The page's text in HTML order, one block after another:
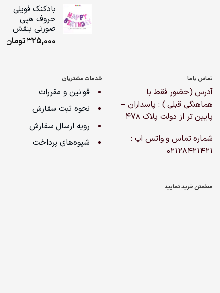
بادکنک فویلی
حروف هپی
صورتی بنفش
325,000تومان
تماس با ما
آدرس (حضور فقط با
هماهنگی قبلی ) : پاسداران –
پایین تر از دولت پلاک ۴۷۸
شماره تماس و واتس اپ :
02128421421
خدمات مشتریان
قوانین و مقررات
نحوه ثبت سفارش
رویه ارسال سفارش
شیوه‌های پرداخت
مطمئن خرید نمایید